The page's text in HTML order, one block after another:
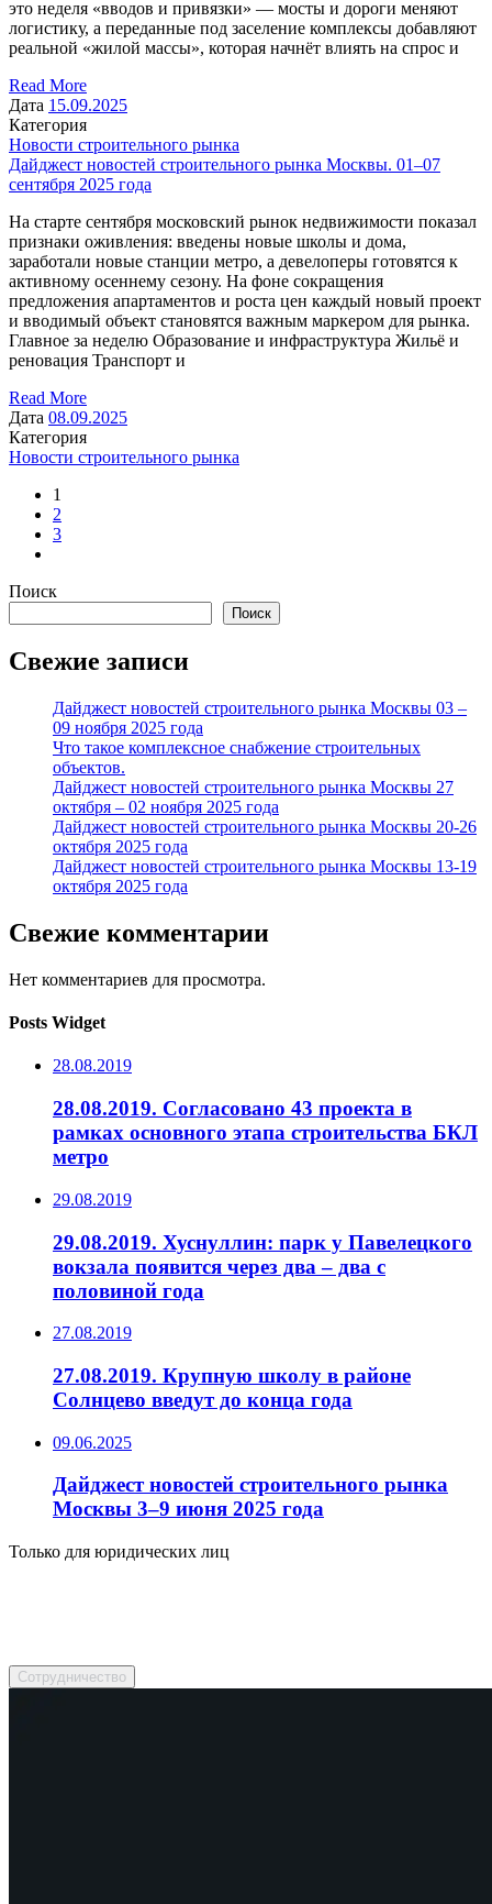
это неделя «вводов и привязки» — мосты и дороги меняют
логистику, а переданные под заселение комплексы добавляют
реальной «жилой массы», которая начнёт влиять на спрос и
Read More
Дата 15.09.2025
Категория
Новости строительного рынка
Дайджест новостей строительного рынка Москвы. 01–07
сентября 2025 года
На старте сентября московский рынок недвижимости показал
признаки оживления: введены новые школы и дома,
заработали новые станции метро, а девелоперы готовятся к
активному осеннему сезону. На фоне сокращения
предложения апартаментов и роста цен каждый новый проект
и вводимый объект становятся важным маркером для рынка.
Главное за неделю Образование и инфраструктура Жильё и
реновация Транспорт и
Read More
Дата 08.09.2025
Категория
Новости строительного рынка
1
2
3
Поиск
Поиск
Свежие записи
Дайджест новостей строительного рынка Москвы 03 –
09 ноября 2025 года
Что такое комплексное снабжение строительных
объектов.
Дайджест новостей строительного рынка Москвы 27
октября – 02 ноября 2025 года
Дайджест новостей строительного рынка Москвы 20-26
октября 2025 года
Дайджест новостей строительного рынка Москвы 13-19
октября 2025 года
Свежие комментарии
Нет комментариев для просмотра.
Posts Widget
28.08.2019
28.08.2019. Согласовано 43 проекта в
рамках основного этапа строительства БКЛ
метро
29.08.2019
29.08.2019. Хуснуллин: парк у Павелецкого
вокзала появится через два – два с
половиной года
27.08.2019
27.08.2019. Крупную школу в районе
Солнцево введут до конца года
09.06.2025
Дайджест новостей строительного рынка
Москвы 3–9 июня 2025 года
Только для юридических лиц
Сотрудничество